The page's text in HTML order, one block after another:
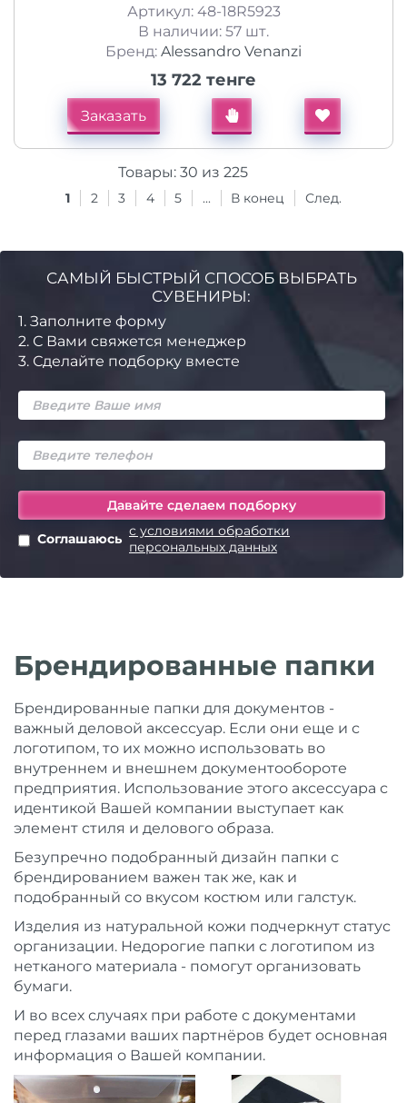
Артикул: 48-18R5923
В наличии: 57 шт.
Бренд: Alessandro Venanzi
13 722 тенге
Заказать
Товары: 30 из 225
1 2 3 4 5 ... В конец След.
САМЫЙ БЫСТРЫЙ СПОСОБ ВЫБРАТЬ
СУВЕНИРЫ:
1. Заполните форму
2. С Вами свяжется менеджер
3. Сделайте подборку вместе
Соглашаюсь с условиями обработки
персональных данных
Брендированные папки
Брендированные папки для документов -
важный деловой аксессуар. Если они еще и с
логотипом, то их можно использовать во
внутреннем и внешнем документообороте
предприятия. Использование этого аксессуара с
идентикой Вашей компании выступает как
элемент стиля и делового образа.
Безупречно подобранный дизайн папки с
брендированием важен так же, как и
подобранный со вкусом костюм или галстук.
Изделия из натуральной кожи подчеркнут статус
организации. Недорогие папки с логотипом из
нетканого материала - помогут организовать
бумаги.
И во всех случаях при работе с документами
перед глазами ваших партнёров будет основная
информация о Вашей компании.